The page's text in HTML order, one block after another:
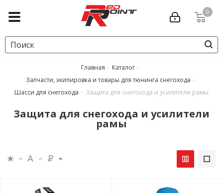
0
Главная - Каталог -
Запчасти, экипировка и товары для тюнинга снегохода -
Шасси для снегохода - Защита для снегохода и усилители рамы
Защита для снегохода и усилители
рамы